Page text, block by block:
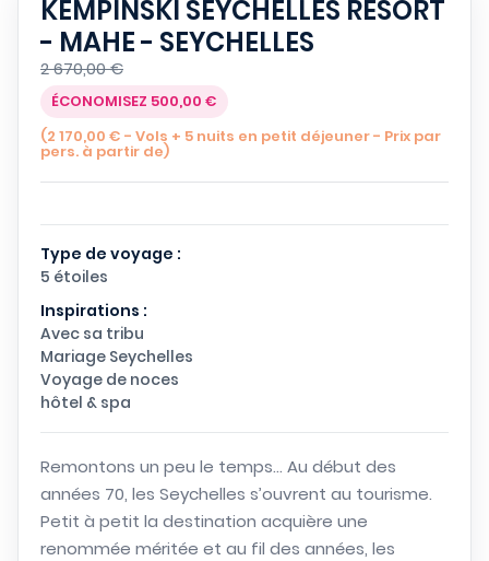
KEMPINSKI SEYCHELLES RESORT
- MAHE - SEYCHELLES
2 670,00 €
ÉCONOMISEZ 500,00 €
(2 170,00 € - Vols + 5 nuits en petit déjeuner - Prix par
pers. à partir de)
Type de voyage :
5 étoiles
Inspirations :
Avec sa tribu
Mariage Seychelles
Voyage de noces
hôtel & spa
Remontons un peu le temps… Au début des
années 70, les Seychelles s’ouvrent au tourisme.
Petit à petit la destination acquière une
renommée méritée et au fil des années, les